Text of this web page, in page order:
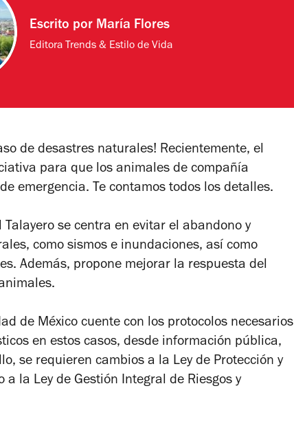
Escrito por María Flores
Editora Trends & Estilo de Vida
de desastres naturales! Recientemente, el
para que los animales de compañía
emergencia. Te contamos todos los detalles.
se centra en evitar el abandono y
como sismos e inundaciones, así como
Además, propone mejorar la respuesta del
de México cuente con los protocolos necesarios
en estos casos, desde información pública,
se requieren cambios a la Ley de Protección y
la Ley de Gestión Integral de Riesgos y